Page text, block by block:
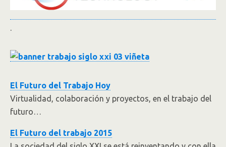
.
El Futuro del Trabajo Hoy
Virtualidad, colaboración y proyectos, en el trabajo del
futuro…
El Futuro del trabajo 2015